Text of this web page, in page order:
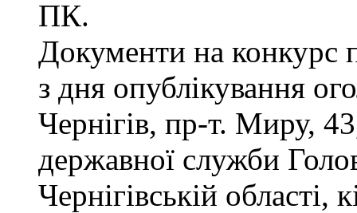
ПК.
Документи на конкурс
з дня опублікування
Чернігів, пр-т. Миру,
державної служби
Чернігівській